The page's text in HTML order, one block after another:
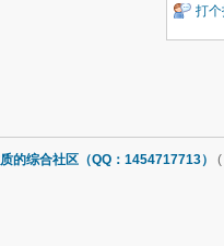
打
的综合社区（QQ：1454717713） (